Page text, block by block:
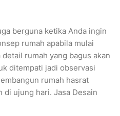
berguna ketika Anda ingin
rumah apabila mulai
rumah yang bagus akan
ditempati jadi observasi
rumah hasrat
di ujung hari. Jasa Desain